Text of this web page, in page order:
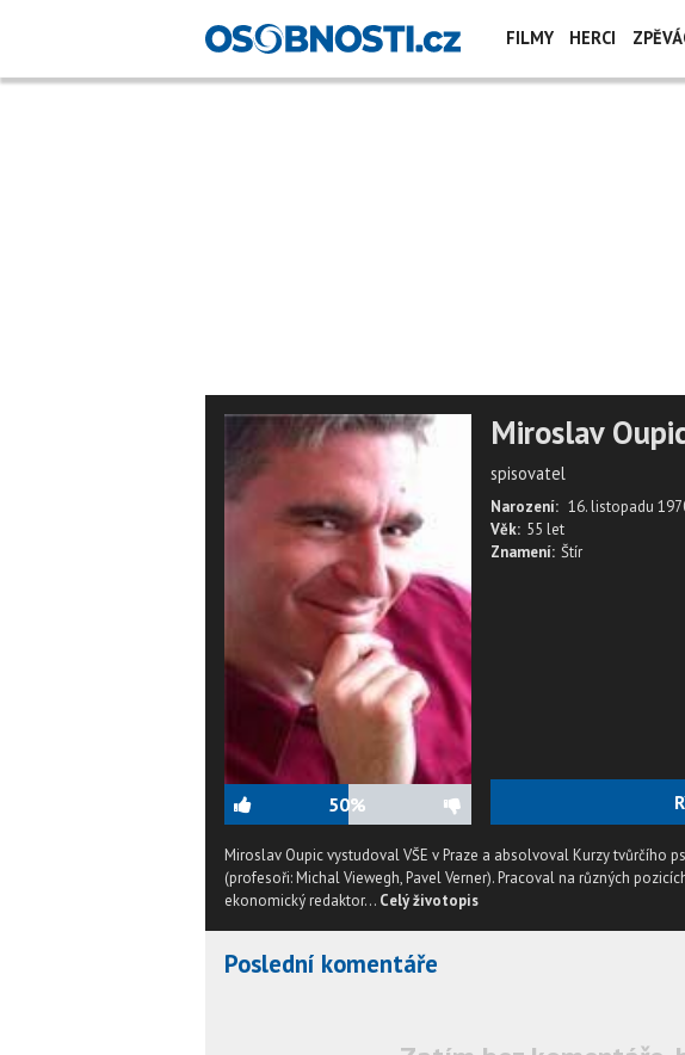
FILMY HERCI
50%
Miroslav
spisovatel
Narození: 16. listopadu
Věk: 55 let
Znamení: Štír
Miroslav Oupic vystudoval VŠE v Praze a absolvoval Kurzy tvůrčího
(profesoři: Michal Viewegh, Pavel Verner). Pracoval na různých
ekonomický redaktor... Celý životopis
Poslední komentáře